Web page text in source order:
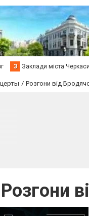
З Заклади міста Черкаси
Розгони від
Розгони